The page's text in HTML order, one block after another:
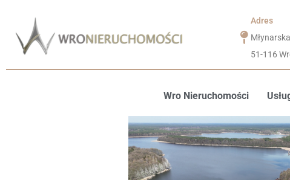
Adres
51-116
Wro Nieruchomości